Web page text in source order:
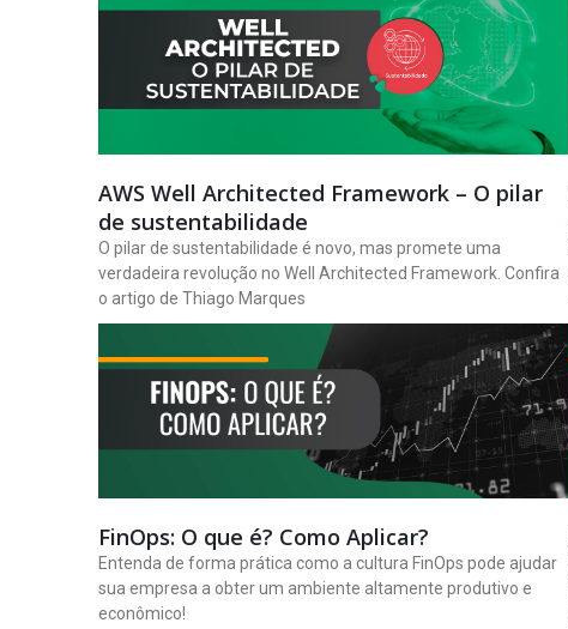
AWS Well Architected Framework – O pilar
de sustentabilidade
O pilar de sustentabilidade é novo, mas promete uma
verdadeira revolução no Well Architected Framework. Confira
o artigo de Thiago Marques
FinOps: O que é? Como Aplicar?
Entenda de forma prática como a cultura FinOps pode ajudar
sua empresa a obter um ambiente altamente produtivo e
econômico!